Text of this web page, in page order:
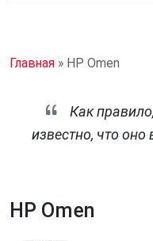
Главная » HP Omen
Как
известно, что
HP Omen